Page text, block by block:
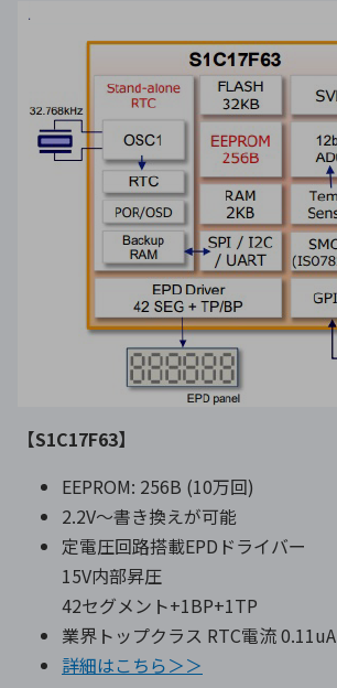
【S1C17F63】
EEPROM: 256B (10万回)
2.2V〜書き換えが可能
定電圧回路搭載EPDドライバー
15V内部昇圧
42セグメント+1BP+1TP
業界トップクラス RTC電流 0.11uA
詳細はこちら＞＞